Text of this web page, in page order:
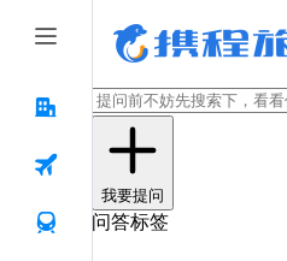
我要提问
问答标签